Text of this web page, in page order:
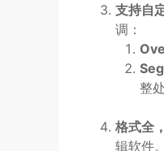
支持自
调：
整
格式全
辑软件。